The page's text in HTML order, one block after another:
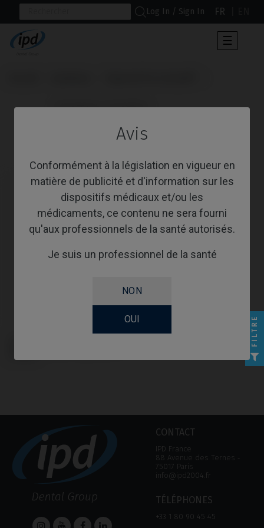
Avis
Conformément à la législation en vigueur en
matière de publicité et d'information sur les
dispositifs médicaux et/ou les
médicaments, ce contenu ne sera fourni
qu'aux professionnels de la santé autorisés.
Je suis un professionnel de la santé
NON
OUI
Log In / Sign In FR
Toggle
☰
                      Provisoire / Transfert
CONTACT
IPD France
88 Avenue des Ternes ‑
75017 Paris
info@ipd2004.fr
TÉLÉPHONES
+33 1 80 90 45 45
FILTRE